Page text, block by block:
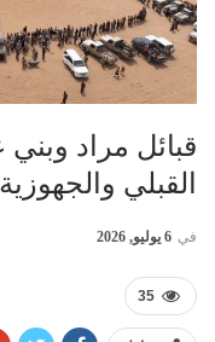
قبائل مراد
القبلي
في 6 يوليو, 2026
35